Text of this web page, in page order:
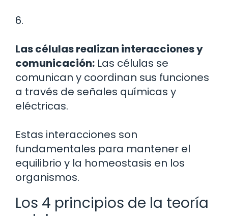
6.
Las células realizan interacciones y
comunicación: Las células se
comunican y coordinan sus funciones
a través de señales químicas y
eléctricas.
Estas interacciones son
fundamentales para mantener el
equilibrio y la homeostasis en los
organismos.
Los 4 principios de la teoría